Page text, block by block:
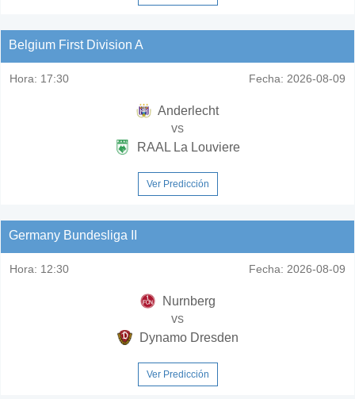
Belgium First Division A
Hora: 17:30 Fecha: 2026-08-09
Anderlecht
vs
RAAL La Louviere
Ver Predicción
Germany Bundesliga II
Hora: 12:30 Fecha: 2026-08-09
Nurnberg
vs
Dynamo Dresden
Ver Predicción